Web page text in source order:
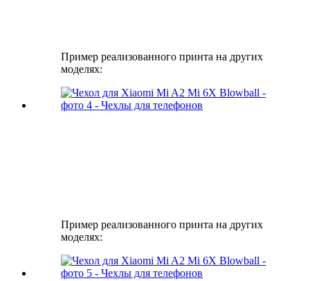
Пример реализованного принта на других
моделях:
Пример реализованного принта на других
моделях: